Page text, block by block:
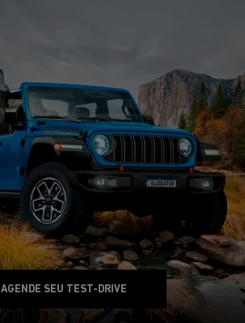
AGENDE SEU TEST-DRIVE